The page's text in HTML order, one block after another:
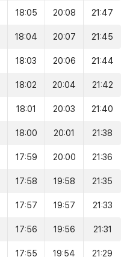
18:05 20:08 21:47
18:04 20:07 21:45
18:03 20:06 21:44
18:02 20:04 21:42
18:01 20:03 21:40
18:00 20:01 21:38
17:59 20:00 21:36
17:58 19:58 21:35
17:57 19:57 21:33
17:56 19:56 21:31
17:55 19:54 21:29